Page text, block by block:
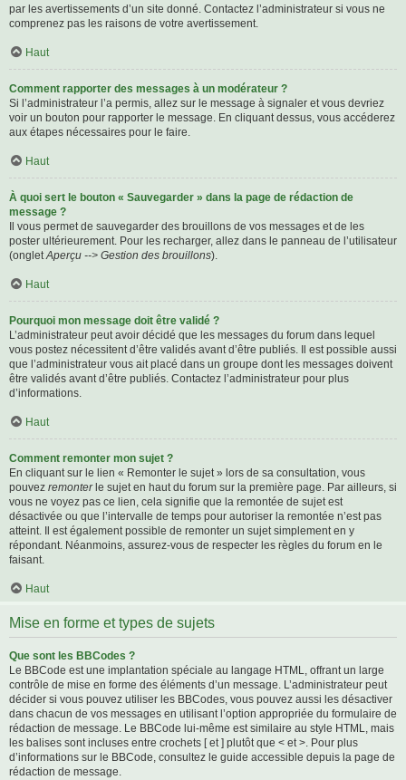
par les avertissements d’un site donné. Contactez l’administrateur si vous ne
comprenez pas les raisons de votre avertissement.
Haut
Comment rapporter des messages à un modérateur ?
Si l’administrateur l’a permis, allez sur le message à signaler et vous devriez
voir un bouton pour rapporter le message. En cliquant dessus, vous accéderez
aux étapes nécessaires pour le faire.
Haut
À quoi sert le bouton « Sauvegarder » dans la page de rédaction de
message ?
Il vous permet de sauvegarder des brouillons de vos messages et de les
poster ultérieurement. Pour les recharger, allez dans le panneau de l’utilisateur
(ongletAperçu --> Gestion des brouillons).
Haut
Pourquoi mon message doit être validé ?
L’administrateur peut avoir décidé que les messages du forum dans lequel
vous postez nécessitent d’être validés avant d’être publiés. Il est possible aussi
que l’administrateur vous ait placé dans un groupe dont les messages doivent
être validés avant d’être publiés. Contactez l’administrateur pour plus
d’informations.
Haut
Comment remonter mon sujet ?
En cliquant sur le lien « Remonter le sujet » lors de sa consultation, vous
pouvez remonterle sujet en haut du forum sur la première page. Par ailleurs, si
vous ne voyez pas ce lien, cela signifie que la remontée de sujet est
désactivée ou que l’intervalle de temps pour autoriser la remontée n’est pas
atteint. Il est également possible de remonter un sujet simplement en y
répondant. Néanmoins, assurez-vous de respecter les règles du forum en le
faisant.
Haut
Mise en forme et types de sujets
Que sont les BBCodes ?
Le BBCode est une implantation spéciale au langage HTML, offrant un large
contrôle de mise en forme des éléments d’un message. L’administrateur peut
décider si vous pouvez utiliser les BBCodes, vous pouvez aussi les désactiver
dans chacun de vos messages en utilisant l’option appropriée du formulaire de
rédaction de message. Le BBCode lui-même est similaire au style HTML, mais
les balises sont incluses entre crochets [ et ] plutôt que < et >. Pour plus
d’informations sur le BBCode, consultez le guide accessible depuis la page de
rédaction de message.